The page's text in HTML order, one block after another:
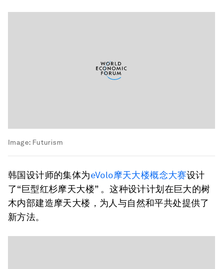
Image: Futurism
韩国设计师的集体为eVolo摩天大楼概念大赛设计
了“巨型红杉摩天大楼” 。这种设计计划在巨大的树
木内部建造摩天大楼，为人与自然和平共处提供了
新方法。